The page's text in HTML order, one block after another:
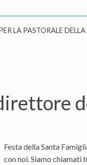
LA PASTORALE
Festa della Santa
con noi. Siamo chiamati